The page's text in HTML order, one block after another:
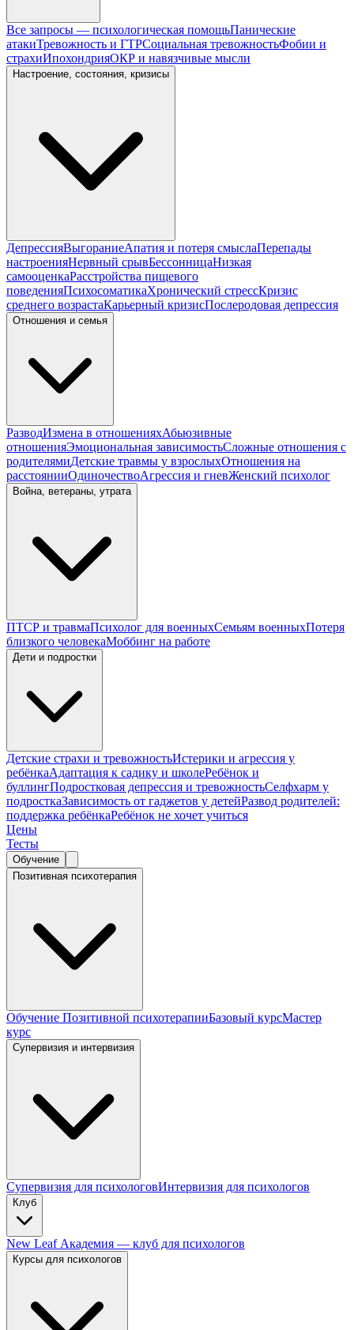
Все запросы — психологическая помощьПанические
атакиТревожность и ГТРСоциальная тревожностьФобии и
страхиИпохондрияОКР и навязчивые мысли
Настроение, состояния, кризисы
ДепрессияВыгораниеАпатия и потеря смыслаПерепады
настроенияНервный срывБессонницаНизкая
самооценкаРасстройства пищевого
поведенияПсихосоматикаХронический стрессКризис
среднего возрастаКарьерный кризисПослеродовая депрессия
Отношения и семья
РазводИзмена в отношенияхАбьюзивные
отношенияЭмоциональная зависимостьСложные отношения с
родителямиДетские травмы у взрослыхОтношения на
расстоянииОдиночествоАгрессия и гневЖенский психолог
Война, ветераны, утрата
ПТСР и травмаПсихолог для военныхСемьям военныхПотеря
близкого человекаМоббинг на работе
Дети и подростки
Детские страхи и тревожностьИстерики и агрессия у
ребёнкаАдаптация к садику и школеРебёнок и
буллингПодростковая депрессия и тревожностьСелфхарм у
подросткаЗависимость от гаджетов у детейРазвод родителей:
поддержка ребёнкаРебёнок не хочет учиться
Цены
Тесты
Обучение
Позитивная психотерапия
Обучение Позитивной психотерапииБазовый курсМастер
курс
Супервизия и интервизия
Супервизия для психологовИнтервизия для психологов
Клуб
New Leaf Академия — клуб для психологов
Курсы для психологов